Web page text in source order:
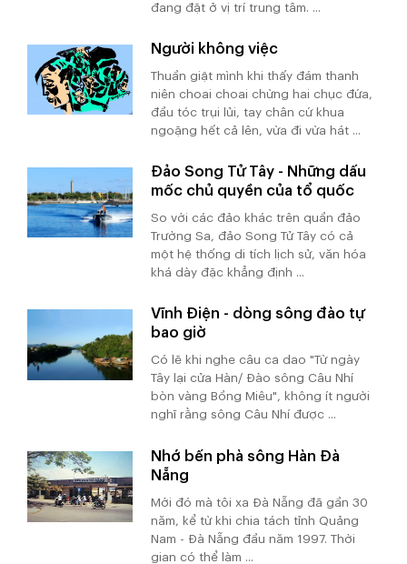
đang đặt ở vị trí trung tâm. ...
Người không việc
Thuần giật mình khi thấy đám thanh
niên choai choai chừng hai chục đứa,
đầu tóc trụi lủi, tay chân cứ khua
ngoặng hết cả lên, vừa đi vừa hát ...
Đảo Song Tử Tây - Những dấu
mốc chủ quyền của tổ quốc
So với các đảo khác trên quần đảo
Trường Sa, đảo Song Tử Tây có cả
một hệ thống di tích lịch sử, văn hóa
khá dày đặc khẳng định ...
Vĩnh Điện - dòng sông đào tự
bao giờ
Có lẽ khi nghe câu ca dao "Từ ngày
Tây lại cửa Hàn/ Đào sông Câu Nhí
bòn vàng Bồng Miêu", không ít người
nghĩ rằng sông Câu Nhí được ...
Nhớ bến phà sông Hàn Đà
Nẵng
Mới đó mà tôi xa Đà Nẵng đã gần 30
năm, kể từ khi chia tách tỉnh Quảng
Nam - Đà Nẵng đầu năm 1997. Thời
gian có thể làm ...